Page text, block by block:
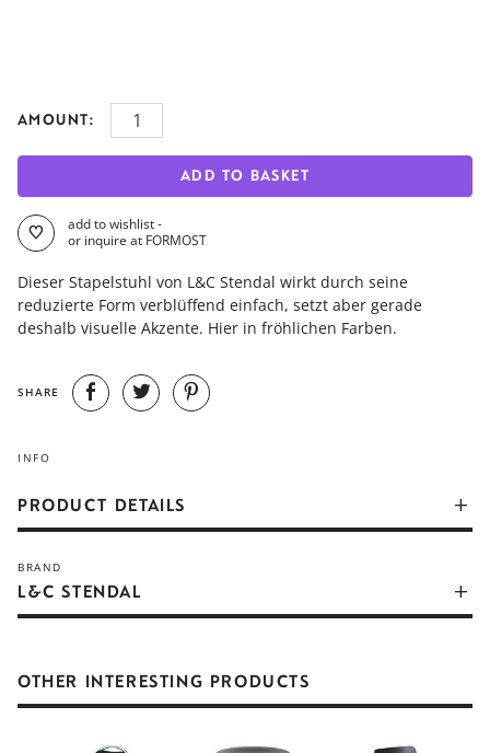
AMOUNT:
ADD TO BASKET
add to wishlist -
or inquire at FORMOST
Dieser Stapelstuhl von L&C Stendal wirkt durch seine
reduzierte Form verblüffend einfach, setzt aber gerade
deshalb visuelle Akzente. Hier in fröhlichen Farben.
SHARE
INFO
PRODUCT DETAILS
Möbeldesign Revue passieren lässt, so kristallisieren sich
zwei besonders produktive Zeiten heraus, in denen viele
Rohe, Marcel Breuer, Heinz und Bodo Rasch, Carl Fieger,
Egon Eiermann um nur einige zu nennen.
BRAND
L&C STENDAL
OTHER INTERESTING PRODUCTS